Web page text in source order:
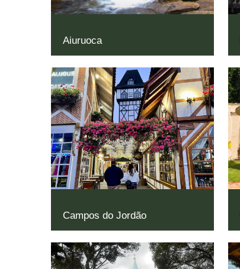
Aiuruoca
Campos do Jordão